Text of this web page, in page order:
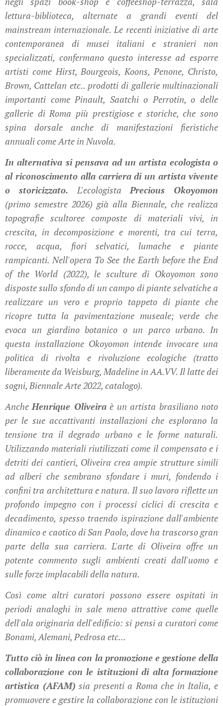
lettura-biblioteca, alternate a grandi eventi del
mainstream internazionale. Le recenti iniziative di arte
contemporanea di musei italiani e stranieri non
specializzati, confermano questo interesse ad esporre
artisti come Hirst, Bourgeois, Koons, Penone, Christo,
Brown, Cattelan etc.. prodotti di gallerie multinazionali
importanti come Pinault, Saatchi o Perrotin, o delle
gallerie di Roma più prestigiose e storiche, che sono
spina dorsale anche di manifestazioni fieristiche
annuali come Arte in Nuvola.
In alternativa si pensava ad un artista ecologista o
al riconoscimento alla carriera di un artista vivente
o storicizzato.L'ecologistaPrecious Okoyomon
(primo semestre 2026) già alla Biennale, che realizza
topografie scultoree composte di materiali vivi, in
crescita, in decomposizione e morenti, tra cui terra,
rocce, acqua, fiori selvatici, lumache e piante
rampicanti. Nell'opera To See the Earth before the End
of the World (2022), le sculture di Okoyomon sono
disposte sullo sfondo di un campo di piante selvatiche a
realizzare un vero e proprio tappeto di piante che
ricopre tutta la pavimentazione museale; verde che
evoca un giardino botanico o un parco urbano. In
questa installazione Okoyomon intende invocare una
politica di rivolta e rivoluzione ecologiche (tratto
liberamente da Weisburg, Madeline in AA.VV. Il latte dei
sogni, Biennale Arte 2022, catalogo).
AncheHenrique Oliveiraè un artista brasiliano noto
per le sue accattivanti installazioni che esplorano la
tensione tra il degrado urbano e le forme naturali.
Utilizzando materiali riutilizzati come il compensato e i
detriti dei cantieri, Oliveira crea ampie strutture simili
ad alberi che sembrano sfondare i muri, fondendo i
confini tra architettura e natura. Il suo lavoro riflette un
profondo impegno con i processi ciclici di crescita e
decadimento, spesso traendo ispirazione dall'ambiente
dinamico e caotico di San Paolo, dove ha trascorso gran
parte della sua carriera. L'arte di Oliveira offre un
potente commento sugli ambienti creati dall'uomo e
sulle forze implacabili della natura.
Così come altri curatori possono essere ospitati in
periodi analoghi in sale meno attrattive come quelle
dell'ala originaria dell'edificio: si pensi a curatori come
Bonami, Alemani, Pedrosa etc...
Tutto ciò in linea con la promozione e gestione della
collaborazione con le istituzioni di alta formazione
artistica (AFAM) sia presenti a Roma che in Italia, e
promuovere e gestire la collaborazione con le istituzioni